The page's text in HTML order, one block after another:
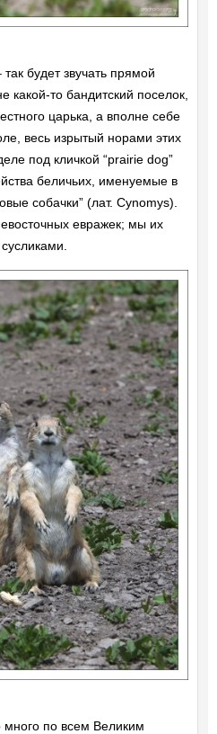
будет звучать прямой
какой-то бандитский поселок,
царька, а вполне себе
весь изрытый норами этих
под кличкой “prairie dog”
беличьих, именуемые в
собачки” (лат. Cynomys).
евражек; мы их
много по всем Великим